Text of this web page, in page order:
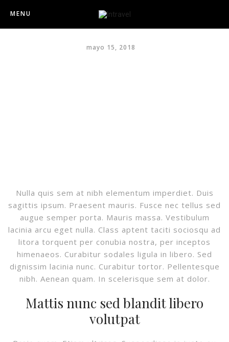
MENU
The look is modern
mayo 15, 2018
Nulla quis sem at nibh elementum imperdiet. Duis
sagittis ipsum. Praesent mauris. Fusce nec tellus sed
augue semper porta. Mauris massa. Vestibulum
lacinia arcu eget nulla. Class aptent taciti sociosqu ad
litora torquent per conubia nostra, per inceptos
himenaeos. Curabitur sodales ligula in libero. Sed
dignissim lacinia nunc. Curabitur tortor. Pellentesque
nibh. Aenean quam. In scelerisque sem at dolor.
Mattis nunc sed blandit libero
volutpat